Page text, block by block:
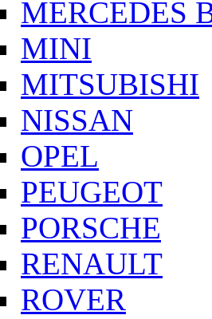
MERCEDES
MINI
MITSUBISHI
NISSAN
OPEL
PEUGEOT
PORSCHE
RENAULT
ROVER